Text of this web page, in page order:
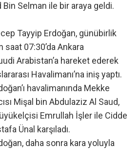
Selman ile bir araya geldi.
Tayyip Erdoğan, günübirlik
saat 07:30’da Ankara
Arabistan’a hareket ederek
Havalimanı’na iniş yaptı.
havalimanında Mekke
Mişal bin Abdulaziz Al Saud,
Emrullah İşler ile Cidde
Ünal karşıladı.
daha sonra kara yoluyla